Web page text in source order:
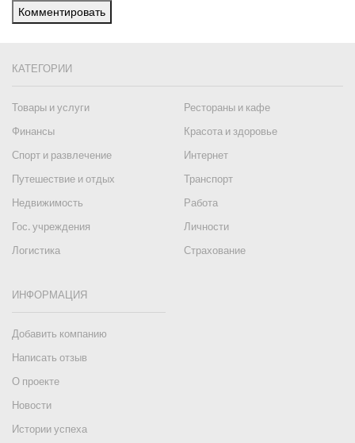
Комментировать
КАТЕГОРИИ
Товары и услуги
Рестораны и кафе
Финансы
Красота и здоровье
Спорт и развлечение
Интернет
Путешествие и отдых
Транспорт
Недвижимость
Работа
Гос. учреждения
Личности
Логистика
Страхование
ИНФОРМАЦИЯ
Добавить компанию
Написать отзыв
О проекте
Новости
Истории успеха